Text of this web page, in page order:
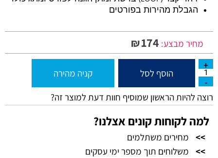
הגבלת מהירות בפורטים
מחיר מבצע: ₪174
הוסף לסל קניה מהירה
רוצה להיות הראשון שמוסיף חוות דעת למוצר זה?
למה לקוחות קונים אצלנו?
>>
מחירים משתלמים
>>
משלוחים תוך מספר ימי עסקים